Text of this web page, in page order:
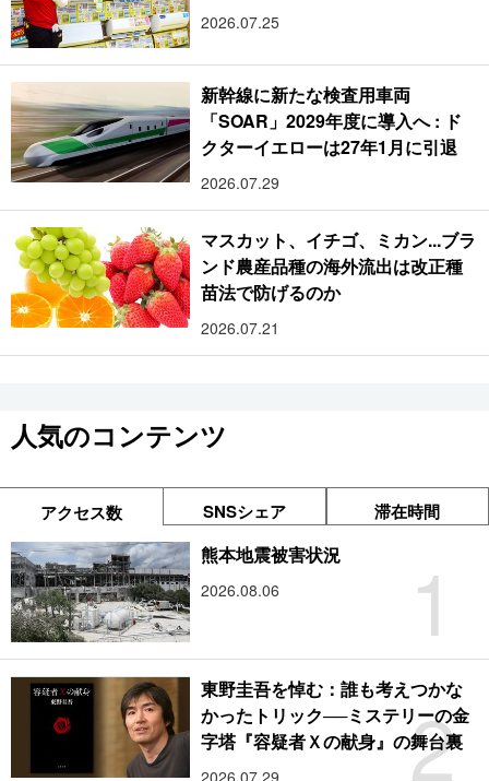
2026.07.25
新幹線に新たな検査用車両
「SOAR」2029年度に導入へ : ド
クターイエローは27年1月に引退
2026.07.29
マスカット、イチゴ、ミカン...ブラ
ンド農産品種の海外流出は改正種
苗法で防げるのか
2026.07.21
人気のコンテンツ
アクセス数 SNSシェア 滞在時間
1
熊本地震被害状況
2026.08.06
2
東野圭吾を悼む：誰も考えつかな
かったトリック──ミステリーの金
字塔『容疑者Ｘの献身』の舞台裏